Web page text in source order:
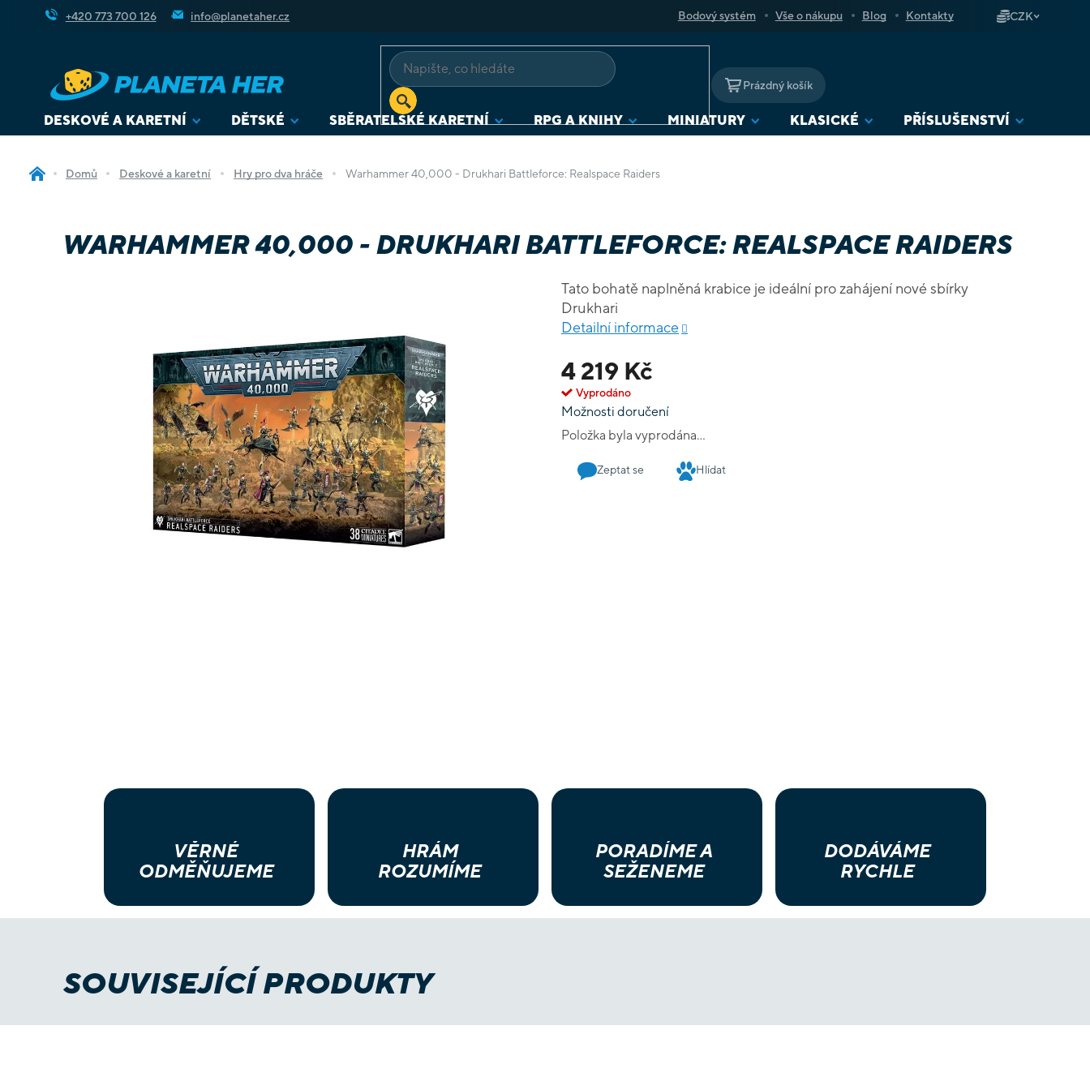
+420 773 700 126 info@planetaher.cz Bodový systém Vše o nákupu Blog Kontakty CZK
NÁKUPNÍ
KOŠÍK
Prázdný košík
DESKOVÉ A KARETNÍ DĚTSKÉ SBĚRATELSKÉ KARETNÍ RPG A KNIHY MINIATURY KLASICKÉ PŘÍSLUŠENSTVÍ
Domů Deskové a karetní Hry pro dva hráče Warhammer 40,000 - Drukhari Battleforce: Realspace Raiders
WARHAMMER 40,000 - DRUKHARI BATTLEFORCE: REALSPACE RAIDERS
4 219 Kč
Vyprodáno
Možnosti doručení
Položka byla vyprodána…
Tato bohatě naplněná krabice je ideální pro zahájení nové sbírky
Drukhari
Detailní informace
Zeptat se Hlídat
VĚRNÉ
ODMĚŇUJEME
HRÁM
ROZUMÍME
PORADÍME A
SEŽENEME
DODÁVÁME
RYCHLE
SOUVISEJÍCÍ PRODUKTY